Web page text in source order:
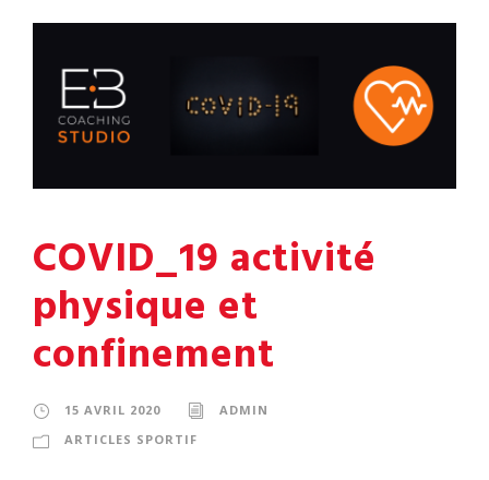
COVID_19 activité
physique et
confinement
15 AVRIL 2020
ADMIN
ARTICLES SPORTIF